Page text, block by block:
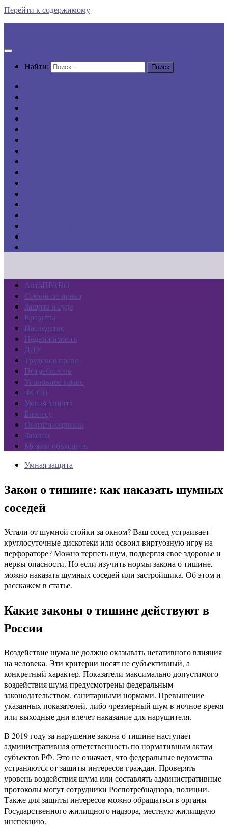
Перейти к содержимому
Найти:
АвтоПРАВО
Семейное право
Защита в суде
Кредиты
Наследство
Недвижимость
ДДУ
Трудовое право
Потребителю
Уголовное право
ФССП
Умная защита
Бизнесу
Онлайн-сервисы
Законы
Можем объяснить
Умная защита
Закон о тишине: как наказать шумных
соседей
Устали от шумной стойки за окном? Ваш сосед устраивает
круглосуточные дискотеки или освоил виртуозную игру на
перфораторе? Можно терпеть шум, подвергая свое здоровье и
нервы опасности. Но если изучить нормы закона о тишине,
можно наказать шумных соседей или застройщика. Об этом и
расскажем в статье.
Какие законы о тишине действуют в
России
Воздействие шума не должно оказывать негативного влияния
на человека. Эти критерии носят не субъективный, а
конкретный характер. Показатели максимально допустимого
воздействия шума предусмотрены федеральным
законодательством, санитарными нормами. Превышение
указанных показателей, либо чрезмерный шум в ночное время
или выходные дни влечет наказание для нарушителя.
В 2019 году за нарушение закона о тишине наступает
административная ответственность по нормативным актам
субъектов РФ. Это не означает, что федеральные ведомства
устраняются от защиты интересов граждан. Проверять
уровень воздействия шума или составлять административные
протоколы могут сотрудники Роспотребнадзора, полиции.
Также для защиты интересов можно обращаться в органы
Государственного жилищного надзора, местную жилищную
инспекцию.